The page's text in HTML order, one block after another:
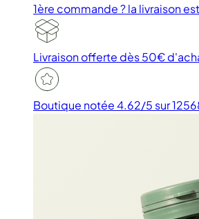
1ère commande ?la livraison
Livraison offerte dès 50€
Boutique notée 4.62/5 sur